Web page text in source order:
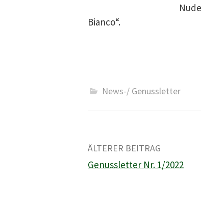
Bianco“.
News-/ Genussletter
Beitrags-
Navigation
ÄLTERER BEITRAG
Genussletter Nr. 1/2022